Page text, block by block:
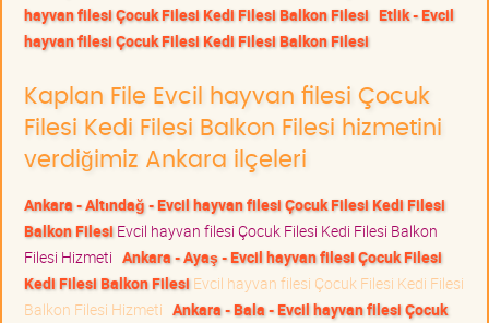
hayvan filesi Çocuk Filesi Kedi Filesi Balkon Filesi Etlik - Evcil
hayvan filesi Çocuk Filesi Kedi Filesi Balkon Filesi
Kaplan File Evcil hayvan filesi Çocuk
Filesi Kedi Filesi Balkon Filesi hizmetini
verdiğimiz Ankara ilçeleri
Ankara - Altındağ - Evcil hayvan filesi Çocuk Filesi Kedi Filesi
Balkon Filesi Evcil hayvan filesi Çocuk Filesi Kedi Filesi Balkon
Filesi Hizmeti Ankara - Ayaş - Evcil hayvan filesi Çocuk Filesi
Kedi Filesi Balkon Filesi Evcil hayvan filesi Çocuk Filesi Kedi Filesi
Balkon Filesi Hizmeti Ankara - Bala - Evcil hayvan filesi Çocuk